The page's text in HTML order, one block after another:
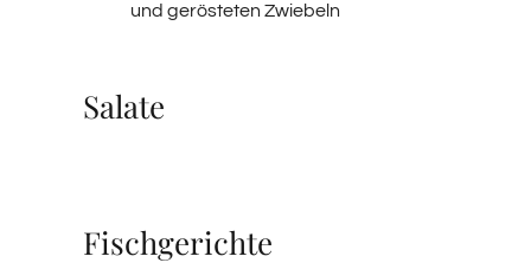
und gerösteten Zwiebeln
Salate
Fischgerichte